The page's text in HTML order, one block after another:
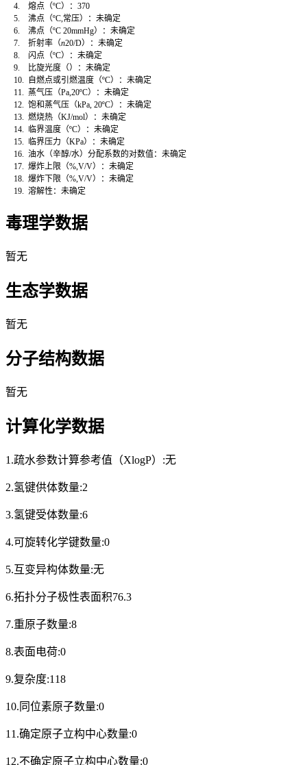
4.
熔点（ºC）： 370
5.
沸点（ºC, 常压）：未确定
6.
沸点（ºC 20mmHg）：未确定
7.
折射率 （n20/D）： 未确定
8.
闪点（ºC） ： 未确定
9.
比旋光度 （）： 未确定
10.
自燃点或引燃温度（ºC）：未确定
11.
蒸气压（Pa,20ºC）：未确定
12.
饱和蒸气压（kPa, 20ºC）：未确定
13.
燃烧热（KJ/mol）：未确定
14.
临界温度（ºC）：未确定
15.
临界压力（KPa）：未确定
16.
油水（辛醇/水）分配系数的对数值：未确定
17.
爆炸上限（%,V/V）：未确定
18.
爆炸下限（%,V/V）：未确定
19.
溶解性：未确定
毒理学数据
暂无
生态学数据
暂无
分子结构数据
暂无
计算化学数据
1.疏水参数计算参考值（XlogP）:无
2.氢键供体数量:2
3.氢键受体数量:6
4.可旋转化学键数量:0
5.互变异构体数量:无
6.拓扑分子极性表面积76.3
7.重原子数量:8
8.表面电荷:0
9.复杂度:118
10.同位素原子数量:0
11.确定原子立构中心数量:0
12.不确定原子立构中心数量:0